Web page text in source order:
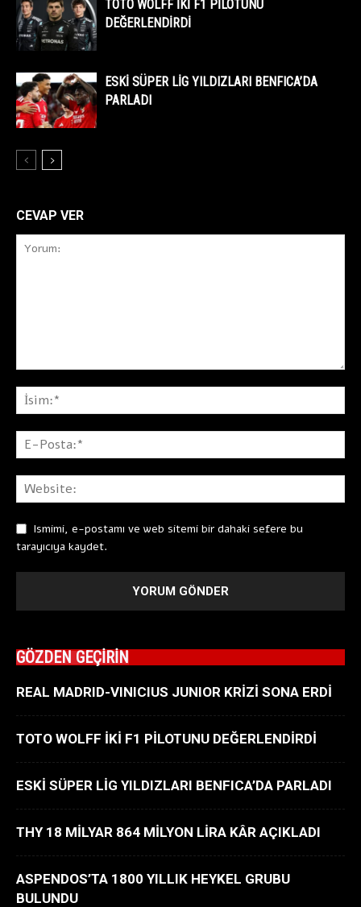
TOTO WOLFF İKİ F1 PİLOTUNU
DEĞERLENDİRDİ
ESKİ SÜPER LİG YILDIZLARI BENFICA’DA
PARLADI
CEVAP VER
Ismimi, e-postamı ve web sitemi bir dahaki sefere bu
tarayıcıya kaydet.
GÖZDEN GEÇİRİN
REAL MADRID-VINICIUS JUNIOR KRİZİ SONA ERDİ
TOTO WOLFF İKİ F1 PİLOTUNU DEĞERLENDİRDİ
ESKİ SÜPER LİG YILDIZLARI BENFICA’DA PARLADI
THY 18 MİLYAR 864 MİLYON LİRA KÂR AÇIKLADI
ASPENDOS’TA 1800 YILLIK HEYKEL GRUBU
BULUNDU